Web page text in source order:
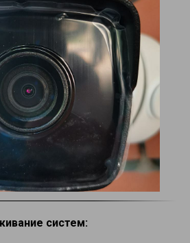
систем: